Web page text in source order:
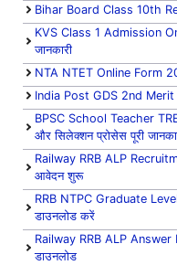
Bihar Board Class 10th
KVS Class 1 Admission
जानकारी
NTA NTET Online Form
India Post GDS 2nd
BPSC School Teacher
और सिलेक्शन प्रोसेस पूरी
Railway RRB ALP
आवेदन शुरू
RRB NTPC Graduate
डाउनलोड करें
Railway RRB ALP
डाउनलोड